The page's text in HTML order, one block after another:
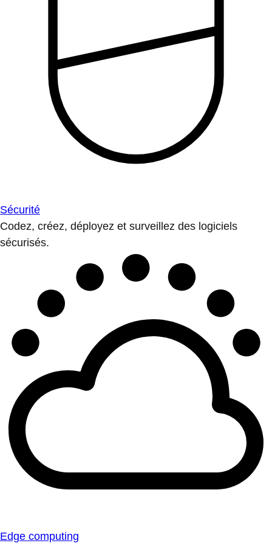
Sécurité
Codez, créez, déployez et surveillez des logiciels
sécurisés.
Edge computing